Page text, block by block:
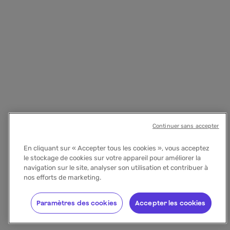
En cliquant sur « Accepter tous les cookies », vous acceptez
le stockage de cookies sur votre appareil pour améliorer la
navigation sur le site, analyser son utilisation et contribuer à
nos efforts de marketing.
Accepter les cookies
Paramètres des cookies
Continuer sans accepter